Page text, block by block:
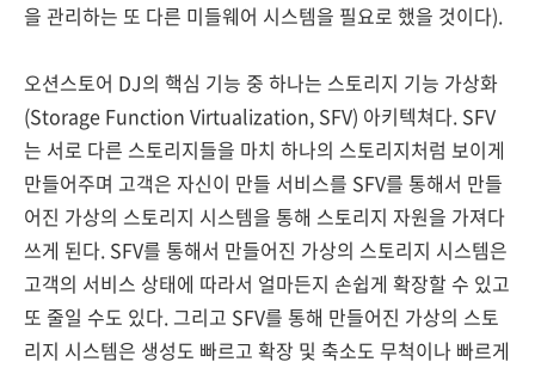
을 관리하는 또 다른 미들웨어 시스템을 필요로 했을 것이다).
오션스토어 DJ의 핵심 기능 중 하나는 스토리지 기능 가상화
(Storage Function Virtualization, SFV) 아키텍쳐다. SFV
는 서로 다른 스토리지들을 마치 하나의 스토리지처럼 보이게
만들어주며 고객은 자신이 만들 서비스를 SFV를 통해서 만들
어진 가상의 스토리지 시스템을 통해 스토리지 자원을 가져다
쓰게 된다. SFV를 통해서 만들어진 가상의 스토리지 시스템은
고객의 서비스 상태에 따라서 얼마든지 손쉽게 확장할 수 있고
또 줄일 수도 있다. 그리고 SFV를 통해 만들어진 가상의 스토
리지 시스템은 생성도 빠르고 확장 및 축소도 무척이나 빠르게